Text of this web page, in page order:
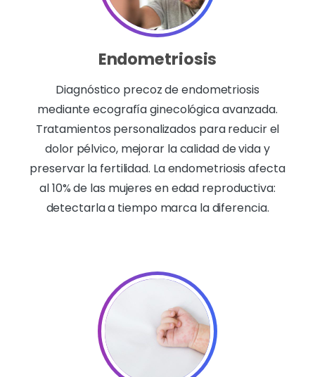
Endometriosis
Diagnóstico precoz de endometriosis
mediante ecografía ginecológica avanzada.
Tratamientos personalizados para reducir el
dolor pélvico, mejorar la calidad de vida y
preservar la fertilidad. La endometriosis afecta
al 10% de las mujeres en edad reproductiva:
detectarla a tiempo marca la diferencia.